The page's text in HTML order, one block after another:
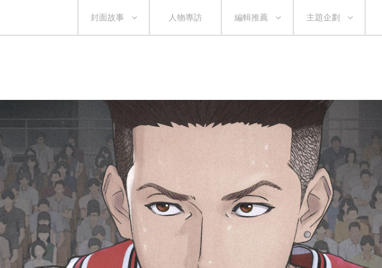
封面故事 人物專訪 編輯推薦 主題企劃